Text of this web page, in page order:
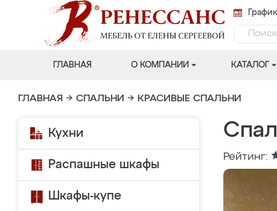
ГЛАВНАЯ О КОМПАНИИ КАТАЛОГ
ГЛАВНАЯ → СПАЛЬНИ → КРАСИВЫЕ СПАЛЬНИ
Кухни
Распашные шкафы
Шкафы-купе
Рейтинг: